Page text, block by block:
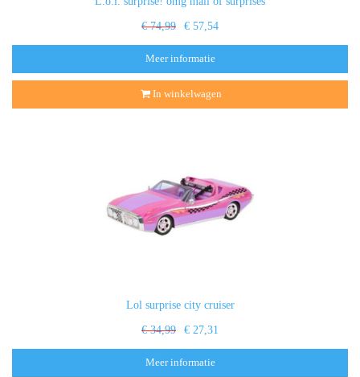
€ 74,99 € 57,54
Meer informatie
In winkelwagen
Lol surprise city cruiser
€ 34,99 € 27,31
Meer informatie